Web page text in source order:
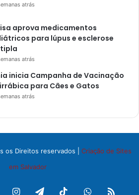
atrás
aprova medicamentos
para lúpus e esclerose
atrás
inicia Campanha de Vacinação
para Cães e Gatos
atrás
os Direitos reservados | Criação de Sites
em Salvador
Instagram
TelegramTikTokWhatsApp
RSS